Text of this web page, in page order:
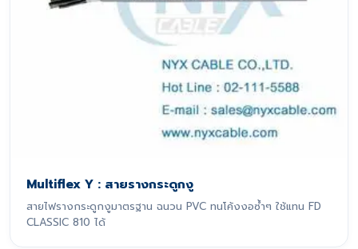
Multiflex Y : สายรางกระดูกงู
สายไฟรางกระดูกงูมาตรฐาน ฉนวน PVC ทนโค้งงอซ้ำๆ ใช้แทน FD
CLASSIC 810 ได้